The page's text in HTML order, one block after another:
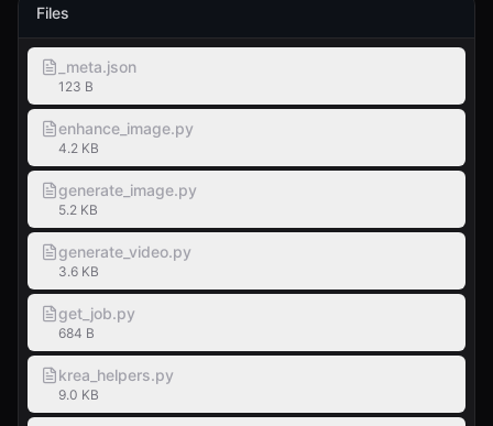
Files
_meta.json
123 B
enhance_image.py
4.2 KB
generate_image.py
5.2 KB
generate_video.py
3.6 KB
get_job.py
684 B
krea_helpers.py
9.0 KB